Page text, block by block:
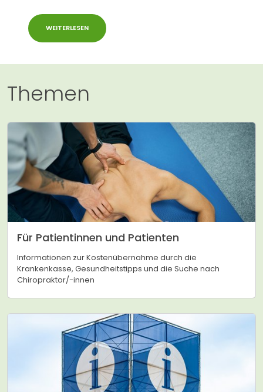
WEITERLESEN
Themen
Für Patientinnen und Patienten
Informationen zur Kostenübernahme durch die
Krankenkasse, Gesundheitstipps und die Suche nach
Chiropraktor/-innen